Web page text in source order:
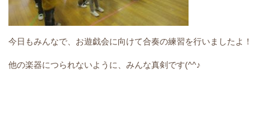
今日もみんなで、お遊戯会に向けて合奏の練習を行いましたよ！
他の楽器につられないように、みんな真剣です(^^♪